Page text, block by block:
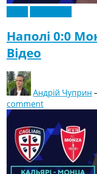
Наполі 0:0
Відео
Андрій Чуприн
comment